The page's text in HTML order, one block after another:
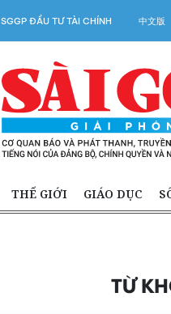
SGGP ĐẦU TƯ TÀI CHÍNH 中文版
THẾ GIỚI GIÁO DỤC
TỪ